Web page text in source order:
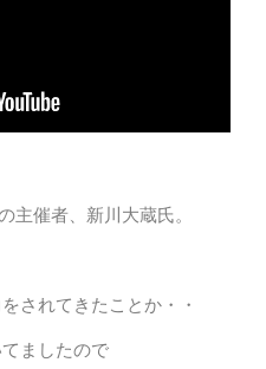
主催者、新川大蔵氏。
されてきたことか・・
ましたので